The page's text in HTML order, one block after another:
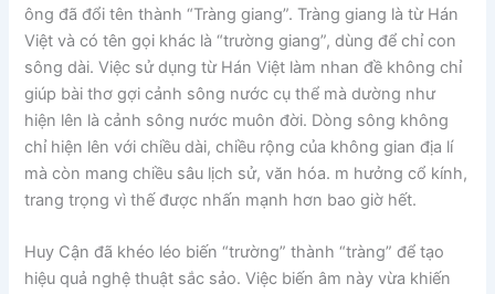
ông đã đổi tên thành “Tràng giang”. Tràng giang là từ Hán
Việt và có tên gọi khác là “trường giang”, dùng để chỉ con
sông dài. Việc sử dụng từ Hán Việt làm nhan đề không chỉ
giúp bài thơ gợi cảnh sông nước cụ thể mà dường như
hiện lên là cảnh sông nước muôn đời. Dòng sông không
chỉ hiện lên với chiều dài, chiều rộng của không gian địa lí
mà còn mang chiều sâu lịch sử, văn hóa. m hưởng cổ kính,
trang trọng vì thế được nhấn mạnh hơn bao giờ hết.
Huy Cận đã khéo léo biến “trường” thành “tràng” để tạo
hiệu quả nghệ thuật sắc sảo. Việc biến âm này vừa khiến